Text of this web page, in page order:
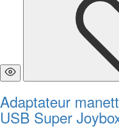
Adaptateur
USB Super